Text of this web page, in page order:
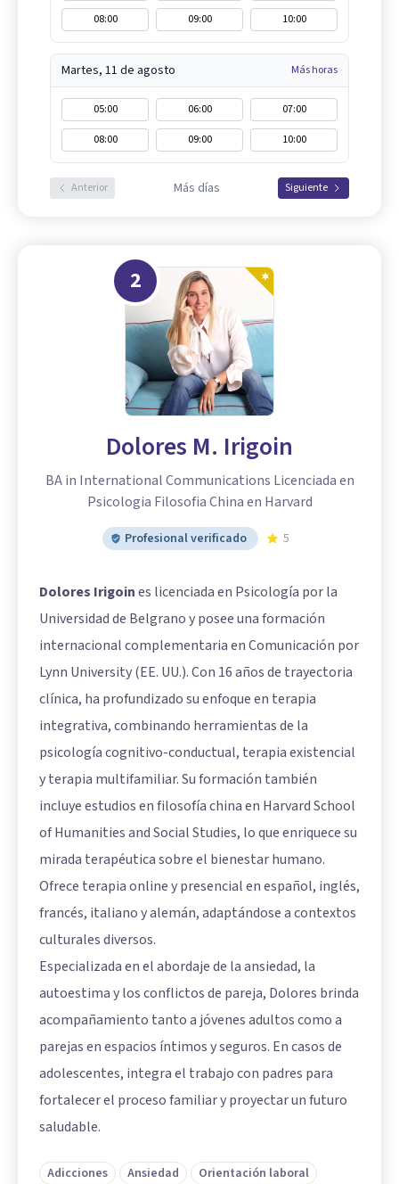
08:00 09:00 10:00
Martes, 11 de agosto Más horas
05:00 06:00
07:00
08:00
09:00 10:00
Anterior Más días Siguiente
2
Dolores M. Irigoin
BA in International Communications Licenciada en
Psicologia Filosofia China en Harvard
Profesional verificado 5
Dolores Irigoines licenciada en Psicología por la
Universidad de Belgrano y posee una formación
internacional complementaria en Comunicación por
Lynn University (EE. UU.). Con 16 años de trayectoria
clínica, ha profundizado su enfoque en terapia
integrativa, combinando herramientas de la
psicología cognitivo-conductual, terapia existencial
y terapia multifamiliar. Su formación también
incluye estudios en filosofía china en Harvard School
of Humanities and Social Studies, lo que enriquece su
mirada terapéutica sobre el bienestar humano.
Ofrece terapia online y presencial en español, inglés,
francés, italiano y alemán, adaptándose a contextos
culturales diversos.
Especializada en el abordaje de la ansiedad, la
autoestima y los conflictos de pareja, Dolores brinda
acompañamiento tanto a jóvenes adultos como a
parejas en espacios íntimos y seguros. En casos de
adolescentes, integra el trabajo con padres para
fortalecer el proceso familiar y proyectar un futuro
saludable.
Adicciones Ansiedad
Orientación laboral